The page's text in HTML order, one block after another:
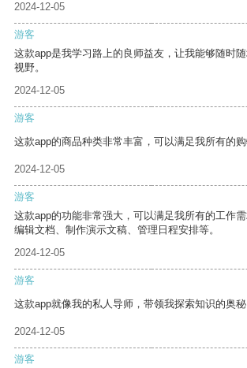
2024-12-05
游客
这款app是我学习路上的良师益友，让我能够随时
视野。
2024-12-05
游客
这款app的商品种类非常丰富，可以满足我所有的购
2024-12-05
游客
这款app的功能非常强大，可以满足我所有的工作
编辑文档、制作演示文稿、管理日程安排等。
2024-12-05
游客
这款app就像我的私人导师，带领我探索知识的奥秘
2024-12-05
游客